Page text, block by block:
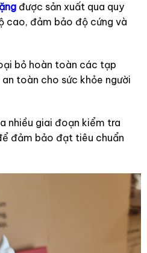
được sản xuất qua quy
cao, đảm bảo độ cứng và
bỏ hoàn toàn các tạp
toàn cho sức khỏe người
nhiều giai đoạn kiểm tra
đảm bảo đạt tiêu chuẩn